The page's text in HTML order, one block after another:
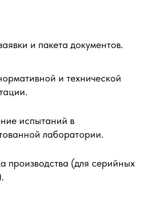
и пакета документов.
и технической
испытаний в
лаборатории.
производства (для серийных